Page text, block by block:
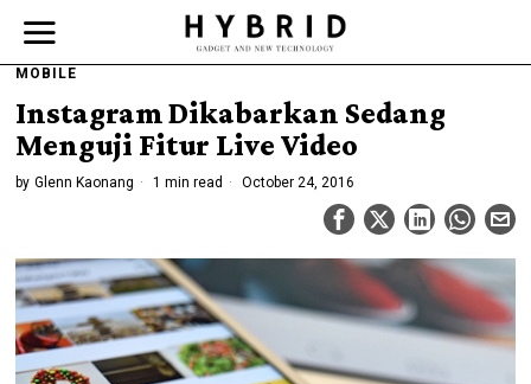
MOBILE
Instagram Dikabarkan Sedang
Menguji Fitur Live Video
by Glenn Kaonang 1 min read October 24, 2016